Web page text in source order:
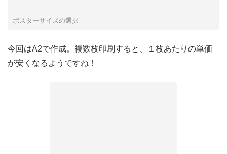
ポスターサイズの選択
今回はA2で作成。複数枚印刷すると、１枚あたりの単価
が安くなるようですね！